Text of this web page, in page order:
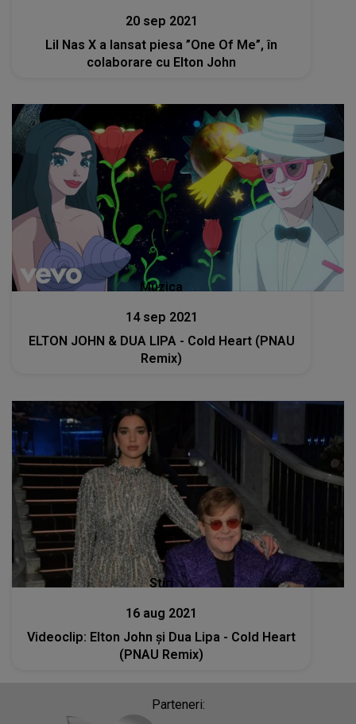
20 sep 2021
Lil Nas X a lansat piesa ”One Of Me”, în
colaborare cu Elton John
Muzica
14 sep 2021
ELTON JOHN & DUA LIPA - Cold Heart (PNAU
Remix)
Stiri
16 aug 2021
Videoclip: Elton John și Dua Lipa - Cold Heart
(PNAU Remix)
Parteneri: